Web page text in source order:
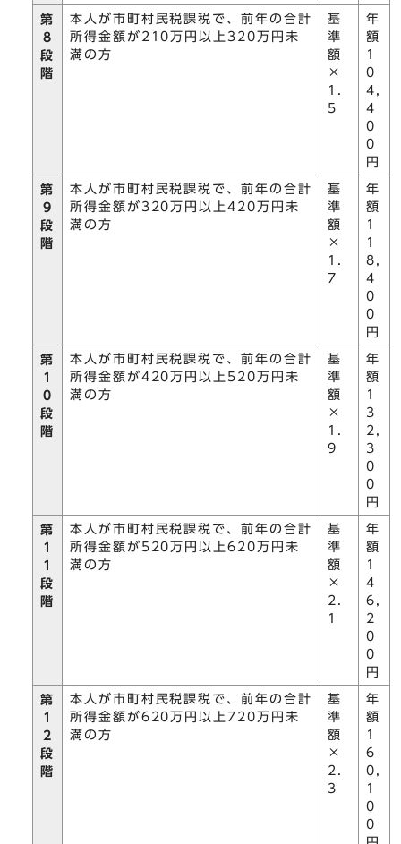
第
8
段
階
本人が市町村民税課税で、前年の合計
所得金額が210万円以上320万円未
満の方
基
準
額
×
1.
5
年
額
1
0
4,
4
0
0
円
第
9
段
階
本人が市町村民税課税で、前年の合計
所得金額が320万円以上420万円未
満の方
基
準
額
×
1.
7
年
額
1
1
8,
4
0
0
円
第
1
0
段
階
本人が市町村民税課税で、前年の合計
所得金額が420万円以上520万円未
満の方
基
準
額
×
1.
9
年
額
1
3
2,
3
0
0
円
第
1
1
段
階
本人が市町村民税課税で、前年の合計
所得金額が520万円以上620万円未
満の方
基
準
額
×
2.
1
年
額
1
4
6,
2
0
0
円
第
1
2
段
階
本人が市町村民税課税で、前年の合計
所得金額が620万円以上720万円未
満の方
基
準
額
×
2.
3
年
額
1
6
0,
1
0
0